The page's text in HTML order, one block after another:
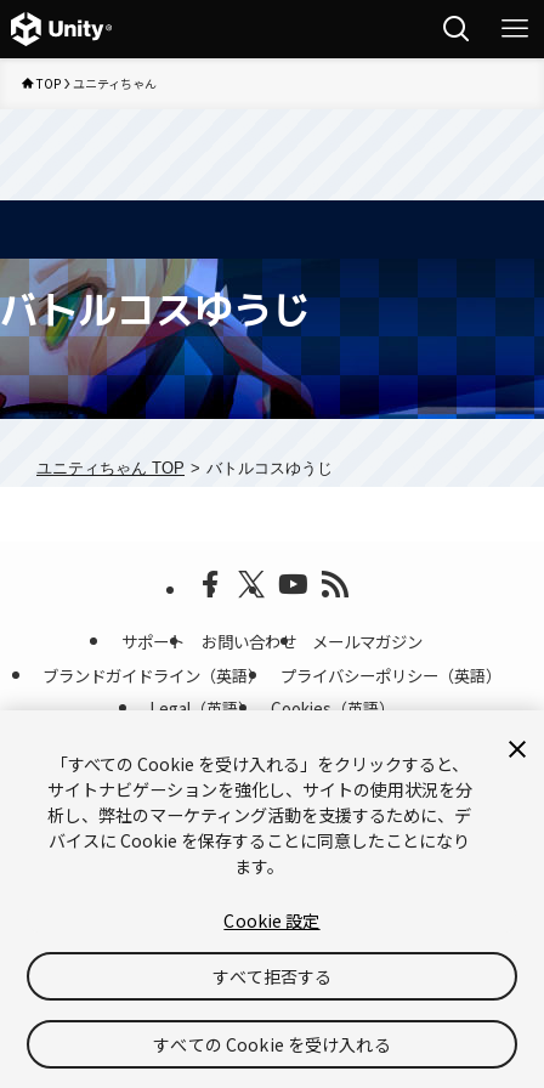
TOP ユニティちゃん
サポート お問い合わせ
メールマガジン
ブランドガイドライン（英語）
プライバシーポリシー（英語）
Legal（英語）
Cookies（英語）
©Copyright © 2026 Unity Technologies
「Unity」の名称、Unity のロゴ、およびその他の Unity の商標は、米国およ
びその他の国における Unity Technologies またはその関係会社の商標または
です。その他の名称またはブランドは該当する所有者の商標です。
「すべての Cookie を受け入れる」をクリックすると、
サイトナビゲーションを強化し、サイトの使用状況を分
析し、弊社のマーケティング活動を支援するために、デ
バイスに Cookie を保存することに同意したことになり
ます。
Cookie 設定
すべて拒否する
すべての Cookie を受け入れる